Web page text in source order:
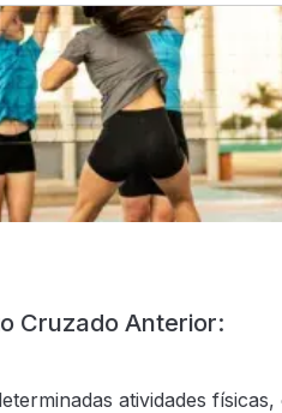
Cruzado Anterior:
atividades físicas,